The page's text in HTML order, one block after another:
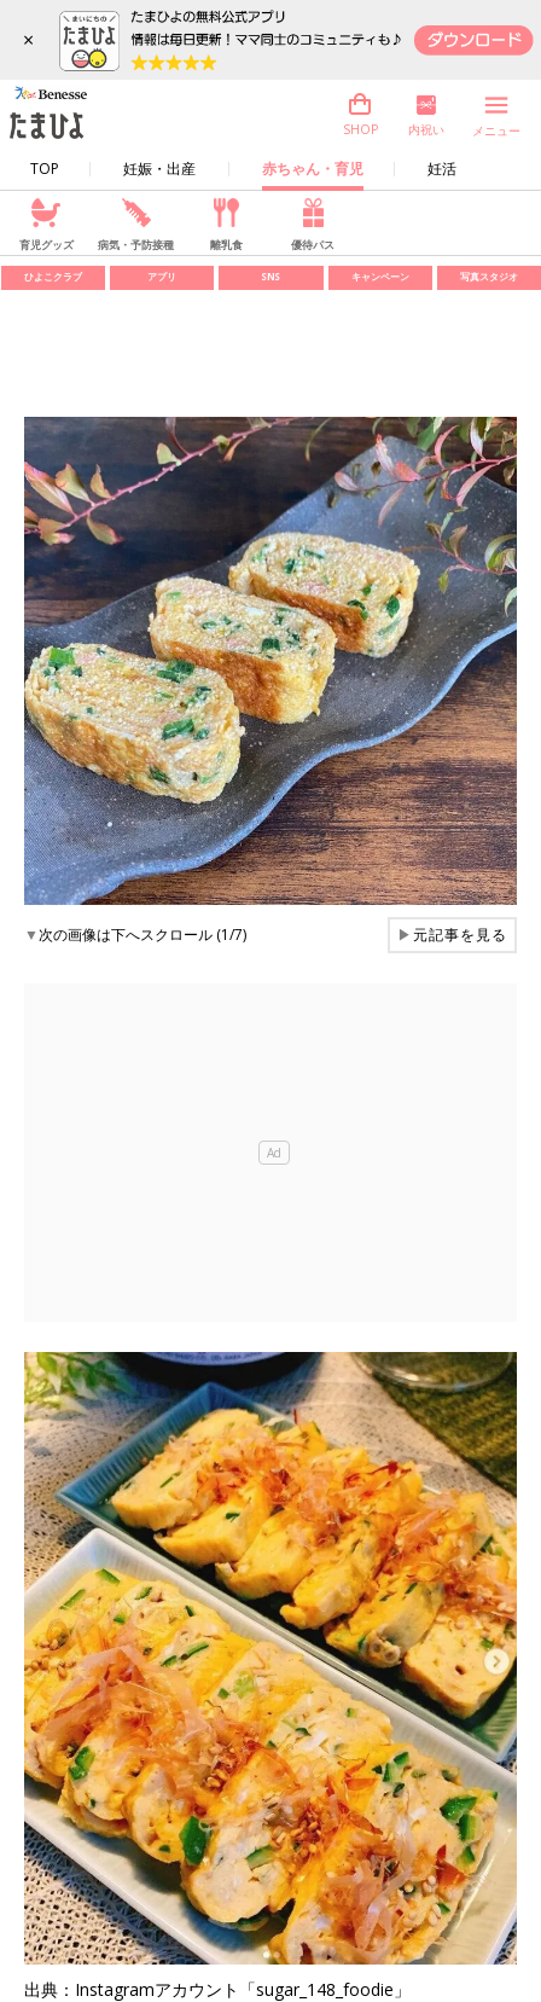
×
TOP 妊娠・出産 赤ちゃん・育児 妊活
SHOP 内祝い メニュー
育児グッズ 病気・予防接種 離乳食 優待パス
ひよこクラブ アプリ SNS キャンペーン 写真スタジオ
▼次の画像は下へスクロール (1/7) ▶元記事を見る
出典：Instagramアカウント「sugar_148_foodie」